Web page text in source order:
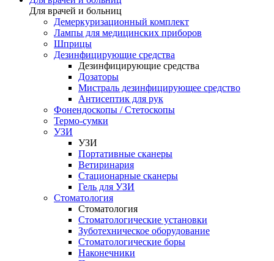
Для врачей и больниц
Демеркуризационный комплект
Лампы для медицинских приборов
Шприцы
Дезинфицирующие средства
Дезинфицирующие средства
Дозаторы
Мистраль дезинфицирующее средство
Антисептик для рук
Фонендоскопы / Стетоскопы
Термо-сумки
УЗИ
УЗИ
Портативные сканеры
Ветиринария
Стационарные сканеры
Гель для УЗИ
Стоматология
Стоматология
Стоматологические установки
Зуботехническое оборудование
Стоматологические боры
Наконечники